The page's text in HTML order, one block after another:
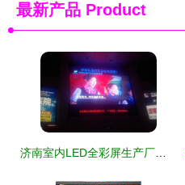
最新产品 Product